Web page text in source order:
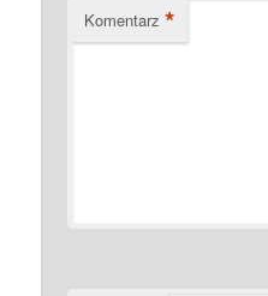
Komentarz *